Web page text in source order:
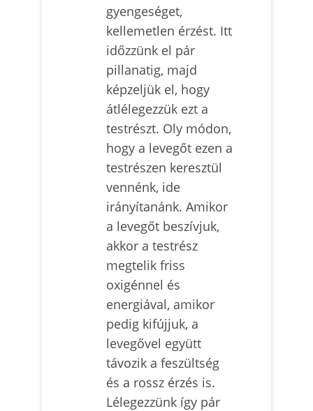
gyengeséget,
kellemetlen érzést. Itt
időzzünk el pár
pillanatig, majd
képzeljük el, hogy
átlélegezzük ezt a
testrészt. Oly módon,
hogy a levegőt ezen a
testrészen keresztül
vennénk, ide
irányítanánk. Amikor
a levegőt beszívjuk,
akkor a testrész
megtelik friss
oxigénnel és
energiával, amikor
pedig kifújjuk, a
levegővel együtt
távozik a feszültség
és a rossz érzés is.
Lélegezzünk így pár